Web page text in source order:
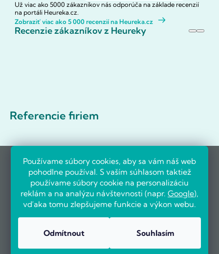
Používame súbory cookies, aby sa vám náš web
pohodlne používal. S vaším súhlasom taktiež
používame súbory cookie na personalizáciu
reklám a na analýzu návštevnosti (napr. Google),
vďaka tomu zlepšujeme funkcie a výkon webu.
Odmítnout Souhlasím
Už viac ako 5000 zákazníkov nás odporúča na základe recenzií
na portáli Heureka.cz.
Zobraziť viac ako 5 000 recenzií na Heureka.cz
Recenzie zákazníkov z Heureky
Referencie firiem